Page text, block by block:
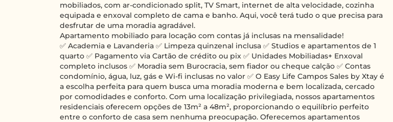
mobiliados, com ar-condicionado split, TV Smart, internet de alta velocidade, cozinha
equipada e enxoval completo de cama e banho. Aqui, você terá tudo o que precisa para
desfrutar de uma moradia agradável.
Apartamento mobiliado para locação com contas já inclusas na mensalidade!
✅ Academia e Lavanderia ✅ Limpeza quinzenal inclusa ✅ Studios e apartamentos de 1
quarto ✅ Pagamento via Cartão de crédito ou pix ✅ Unidades Mobiliadas+ Enxoval
completo inclusos ✅ Moradia sem Burocracia, sem fiador ou cheque calção ✅ Contas
condomínio, água, luz, gás e Wi-fi inclusas no valor ✅ O Easy Life Campos Sales by Xtay é
a escolha perfeita para quem busca uma moradia moderna e bem localizada, cercado
por comodidades e conforto. Com uma localização privilegiada, nossos apartamentos
residenciais oferecem opções de 13m² a 48m², proporcionando o equilíbrio perfeito
entre o conforto de casa sem nenhuma preocupação. Oferecemos apartamentos